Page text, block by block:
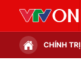
CHÍNH TRỊ